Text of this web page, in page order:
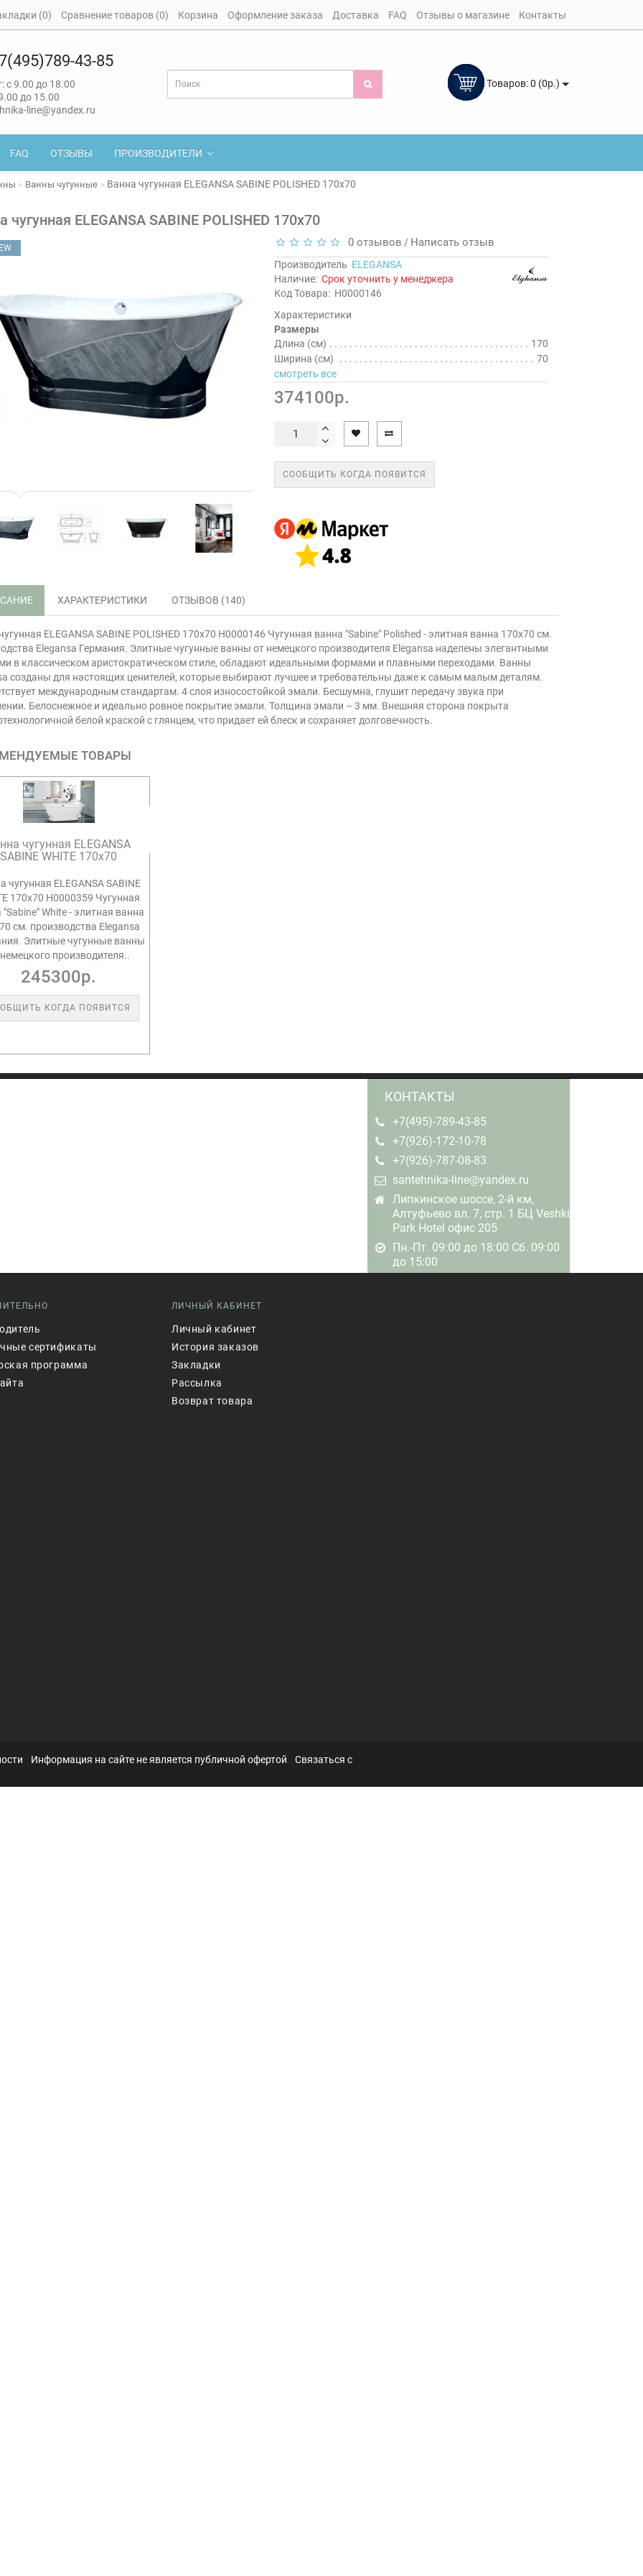
(0) Сравнение товаров (0) Корзина Оформление заказа Доставка FAQ Отзывы о магазине Контакты
43-85
с 9.00 до 18.00
до 15.00
line@yandex.ru
Товаров: 0 (0р.)
FAQ ОТЗЫВЫ ПРОИЗВОДИТЕЛИ
Ванны чугунные Ванна чугунная ELEGANSA SABINE POLISHED 170х70
чугунная ELEGANSA SABINE POLISHED 170х70
0 отзывов / Написать отзыв
Производитель ELEGANSA
Наличие: Срок уточнить у менеджера
Код Товара: Н0000146
Характеристики
Размеры
Длина (см)
170
Ширина (см)
70
смотреть все
374100р.
СООБЩИТЬ КОГДА ПОЯВИТСЯ
ХАРАКТЕРИСТИКИ ОТЗЫВОВ (140)
ELEGANSA SABINE POLISHED 170х70 Н0000146 Чугунная ванна "Sabine" Polished - элитная ванна 170х70 см.
Elegansa Германия. Элитные чугунные ванны от немецкого производителя Elegansa наделены элегантными
в классическом аристократическом стиле, обладают идеальными формами и плавными переходами. Ванны
созданы для настоящих ценителей, которые выбирают лучшее и требовательны даже к самым малым деталям.
международным стандартам. 4 слоя износостойкой эмали. Бесшумна, глушит передачу звука при
Белоснежное и идеально ровное покрытие эмали. Толщина эмали – 3 мм. Внешняя сторона покрыта
белой краской с глянцем, что придает ей блеск и сохраняет долговечность.
ТОВАРЫ
чугунная ELEGANSA
SABINE WHITE 170х70
чугунная ELEGANSA SABINE
170х70 Н0000359 Чугунная
"Sabine" White - элитная ванна
см. производства Elegansa
Элитные чугунные ванны
производителя..
245300р.
КОГДА ПОЯВИТСЯ
КОНТАКТЫ
+7(495)-789-43-85
+7(926)-172-10-78
+7(926)-787-08-83
santehnika-line@yandex.ru
Липкинское шоссе, 2-й км,
Алтуфьево вл. 7, стр. 1 БЦ Veshki
Park Hotel офис 205
Пн.-Пт. 09:00 до 18:00 Сб. 09:00
до 15:00
сертификаты
программа
ЛИЧНЫЙ КАБИНЕТ
Личный кабинет
История заказов
Закладки
Рассылка
Возврат товара
Информация на сайте не является публичной офертой Связаться с